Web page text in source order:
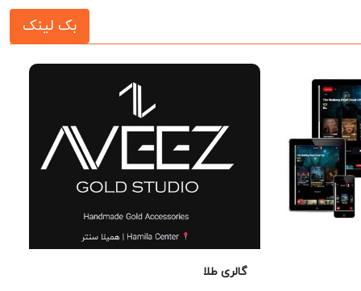
بک لینک
گالری طلا